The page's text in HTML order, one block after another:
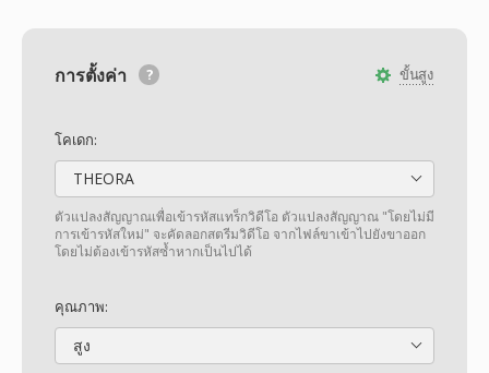
ขั้นสูง
การตั้งค่า
โคเดก:
THEORA
ตัวแปลงสัญญาณเพื่อเข้ารหัสแทร็กวิดีโอ ตัวแปลงสัญญาณ "โดยไม่มี
การเข้ารหัสใหม่" จะคัดลอกสตรีมวิดีโอ จากไฟล์ขาเข้าไปยังขาออก
โดยไม่ต้องเข้ารหัสซ้ำหากเป็นไปได้
คุณภาพ:
สูง